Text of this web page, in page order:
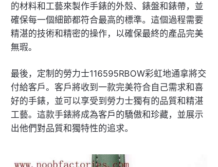
的材料和工藝來製作手錶的外殼、錶盤和錶帶，並
確保每一個細節都符合最高的標準。這個過程需要
精湛的技術和精密的操作，以確保最終的產品完美
無瑕。
最後，定制的勞力士116595RBOW彩虹地通拿將交
付給客戶。客戶將收到一款完美符合自己需求和喜
好的手錶，並可以享受到勞力士獨有的品質和精湛
工藝。這款手錶將成為客戶的驕傲和珍藏，並展示
出他們對品質和獨特性的追求。